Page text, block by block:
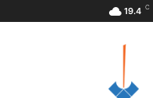
19.4 C